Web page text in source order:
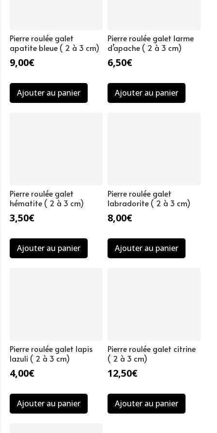
Pierre roulée galet
apatite bleue ( 2 à 3 cm)
9,00€
Ajouter au panier
Pierre roulée galet larme
d’apache ( 2 à 3 cm)
6,50€
Ajouter au panier
Pierre roulée galet
hématite ( 2 à 3 cm)
3,50€
Ajouter au panier
Pierre roulée galet
labradorite ( 2 à 3 cm)
8,00€
Ajouter au panier
Pierre roulée galet lapis
lazuli ( 2 à 3 cm)
4,00€
Ajouter au panier
Pierre roulée galet citrine
( 2 à 3 cm)
12,50€
Ajouter au panier